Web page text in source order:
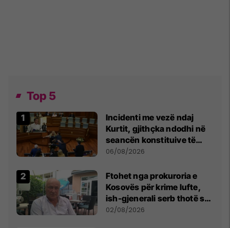
Top 5
Incidenti me vezë ndaj
Kurtit, gjithçka ndodhi në
seancën konstituive të
Kuvendit
06/08/2026
Ftohet nga prokuroria e
Kosovës për krime lufte,
ish-gjenerali serb thotë se
dikush e tradhtoi në
02/08/2026